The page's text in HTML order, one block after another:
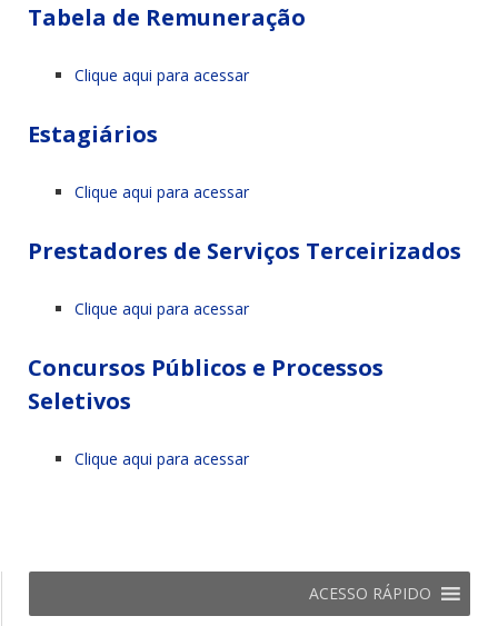
Tabela de Remuneração
Clique aqui para acessar
Estagiários
Clique aqui para acessar
Prestadores de Serviços Terceirizados
Clique aqui para acessar
Concursos Públicos e Processos
Seletivos
Clique aqui para acessar
ACESSO RÁPIDO